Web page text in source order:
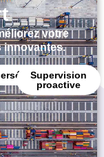
votre
innovantes.
Supervision
proactive